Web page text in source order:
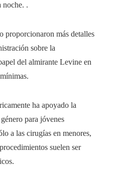
noche. .
proporcionaron más detalles
sobre la
del almirante Levine en
ha apoyado la
para jóvenes
a las cirugías en menores,
suelen ser